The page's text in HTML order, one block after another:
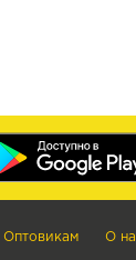
Оптовикам О